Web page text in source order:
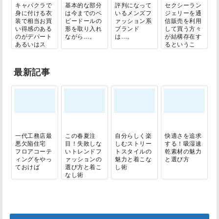
キャバクラで
身に付ける衣
装で相当お買
い得感のある
のがデパート
あるいはス
基本的な部分
は今までのベ
ビードールの
形を取り入れ
ながら…。
評判になって
いるメンズフ
ァッション系
ブランド
は…。
セクシーラン
ジェリーを通
信販売を利用
して買う方々
が結構存在す
るというこ
最新記事
一代工務店最
悪欠陥住宅
フロアコーテ
ィングをやっ
ておけば
この春夏注
目！失敗しな
いトレンドフ
ァッションの
選び方と着こ
なし術
自分らしく楽
しむストリー
トスタイルの
魅力と着こな
し術
快適さを追求
する！吸湿速
乾素材の魅力
と選び方